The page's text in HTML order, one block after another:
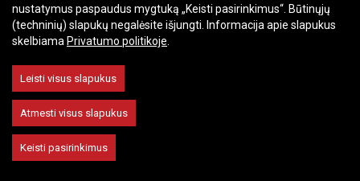
nustatymus paspaudus mygtuką „Keisti pasirinkimus“. Būtinųjų
(techninių) slapukų negalėsite išjungti. Informacija apie slapukus
skelbiama Privatumo politikoje
Leisti visus slapukus
Atmesti visus slapukus
Keisti pasirinkimus